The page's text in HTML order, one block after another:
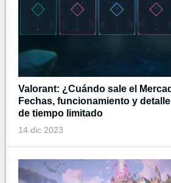
Valorant: ¿Cuándo sale el
Fechas, funcionamiento y
de tiempo limitado
14 dic 2023